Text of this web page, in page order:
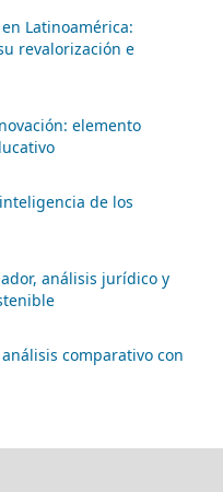
Latinoamérica:
revalorización e
elemento
de los
análisis jurídico y
comparativo con